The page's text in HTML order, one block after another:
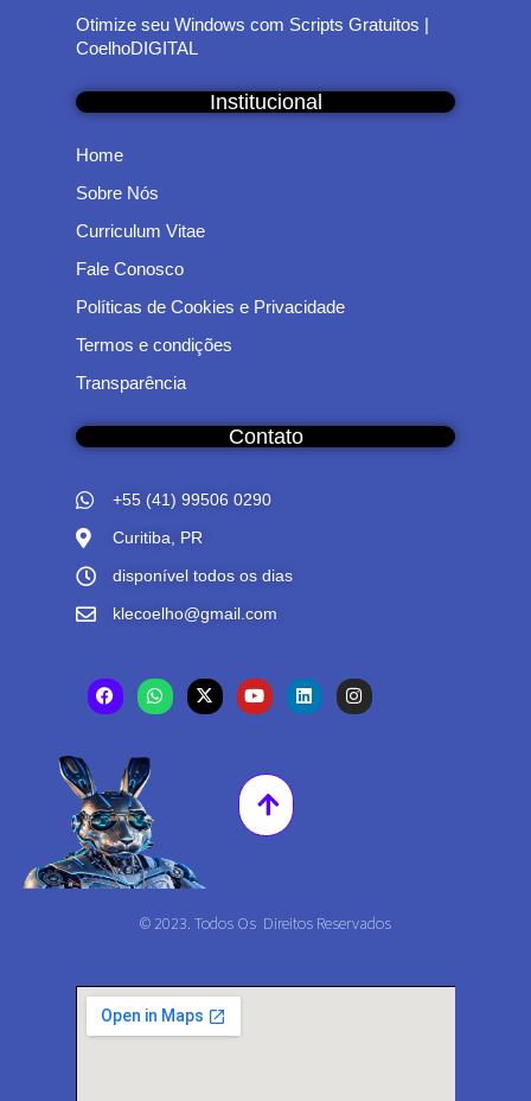
Otimize seu Windows com Scripts Gratuitos |
CoelhoDIGITAL
Institucional
Home
Sobre Nós
Curriculum Vitae
Fale Conosco
Políticas de Cookies e Privacidade
Termos e condições
Transparência
Contato
+55 (41) 99506 0290
Curitiba, PR
disponível todos os dias
klecoelho@gmail.com
© 2023. Todos Os Direitos Reservados